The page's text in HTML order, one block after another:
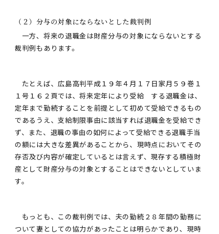
（２）分与の対象にならないとした裁判例
一方、将来の退職金は財産分与の対象にならないとする
裁判例もあります。
たとえば、広島高判平成１９年４月１７日家月５９巻１
１号１６２頁では、将来定年により受給 する退職金は、
定年まで勤続することを前提として初めて受給できるもの
であるうえ、支給制限事由に該当すれば退職金を受給でき
ず、また、退職の事由の如何によって受給できる退職手当
の額には大きな差異があることから、現時点においてその
存否及び内容が確定しているとは言えず、現存する積極財
産として財産分与の対象とすることはできないとしていま
す。
もっとも、この裁判例では、夫の勤続２８年間の勤務に
ついて妻としての協力があったことは明らかであり、現時